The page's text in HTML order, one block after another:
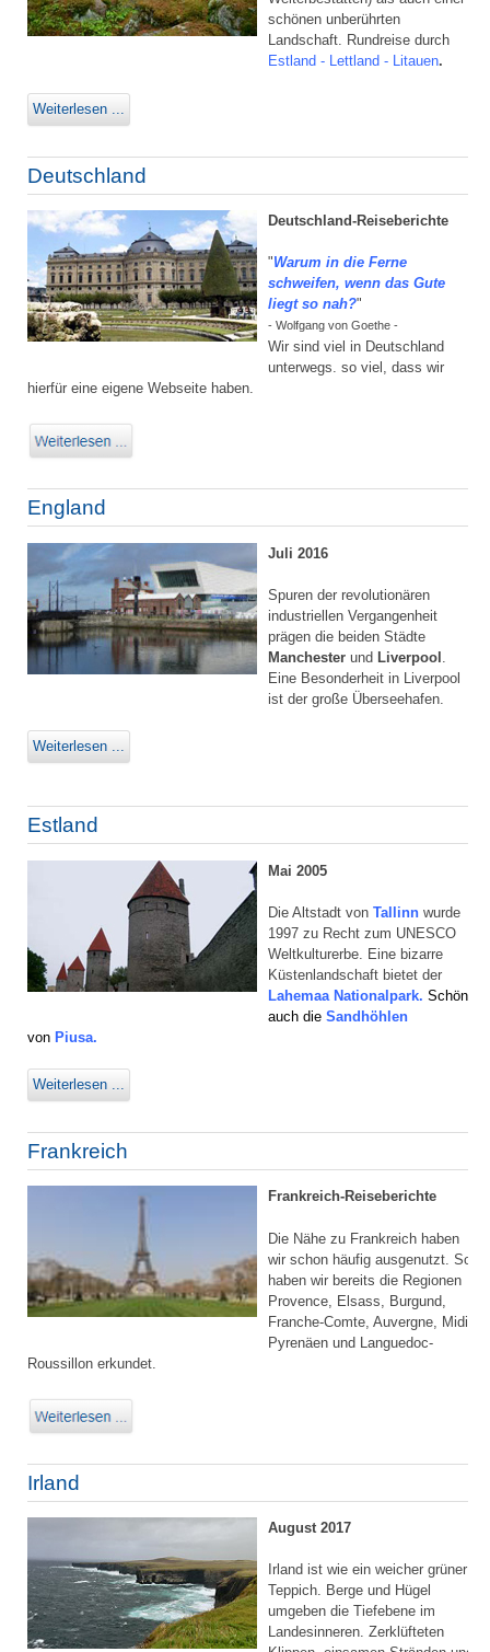
schönen unberührten
Landschaft. Rundreise durch
Estland - Lettland - Litauen.
Weiterlesen ...
Deutschland
Deutschland-Reiseberichte
"Warum in die Ferne
schweifen, wenn das Gute
liegt so nah?"
- Wolfgang von Goethe -
Wir sind viel in Deutschland
unterwegs. so viel, dass wir
hierfür eine eigene Webseite haben.
England
Juli 2016
Spuren der revolutionären
industriellen Vergangenheit
prägen die beiden Städte
Manchester und Liverpool
Eine Besonderheit in Liverpool
ist der große Überseehafen.
Weiterlesen ...
Estland
Mai 2005
Die Altstadt von Tallinn wurde
1997 zu Recht zum UNESCO
Weltkulturerbe. Eine bizarre
Küstenlandschaft bietet der
Lahemaa Nationalpark. Schön
auch die Sandhöhlen
von Piusa.
Weiterlesen ...
Frankreich
Frankreich-Reiseberichte
Die Nähe zu Frankreich haben
wir schon häufig ausgenutzt. So
haben wir bereits die Regionen
Provence, Elsass, Burgund,
Franche-Comte, Auvergne, Midi-
Pyrenäen und Languedoc-
Roussillon erkundet.
Irland
August 2017
Irland ist wie ein weicher grüner
Teppich. Berge und Hügel
umgeben die Tiefebene im
Landesinneren. Zerklüfteten